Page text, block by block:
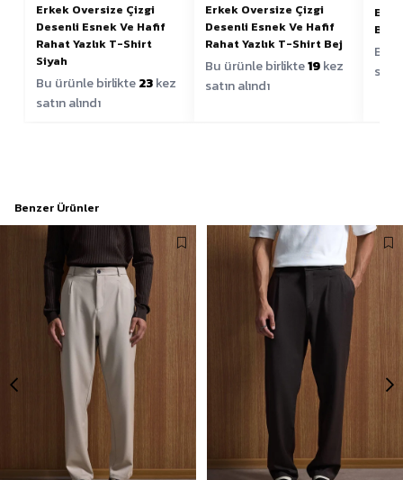
Erkek Oversize Çizgi
Desenli Esnek Ve Hafif
Rahat Yazlık T-Shirt
Siyah
Bu ürünle birlikte23kez
satın alındı
Erkek Oversize Çizgi
Desenli Esnek Ve Hafif
Rahat Yazlık T-Shirt Bej
Bu ürünle birlikte19kez
satın alındı
Bu
Benzer Ürünler